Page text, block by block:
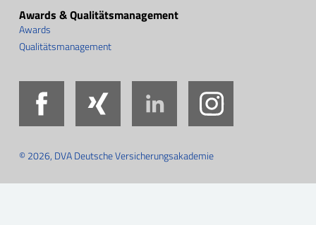
Awards & Qualitätsmanagement
Awards
Qualitätsmanagement
Facebook
Xing LinkedIn
© 2026, DVA Deutsche Versicherungsakademie